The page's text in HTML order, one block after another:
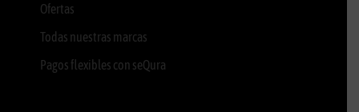
Ofertas
Todas nuestras marcas
Pagos flexibles con seQura